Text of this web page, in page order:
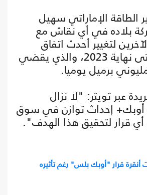
الطاقة الإماراتي سهيل
بلاده في أي نقاش مع
لتغيير أحدث اتفاق
والذي يسري حتى نهاية 2023، والذي يقضي
برميل يوميا.
عبر تويتر: "لا نزال
أوبك+ إحداث توازن في سوق
قرار لتحقيق هذا الهدف".
أنقرة قرار "أوبك بلس" رغم تأثيره